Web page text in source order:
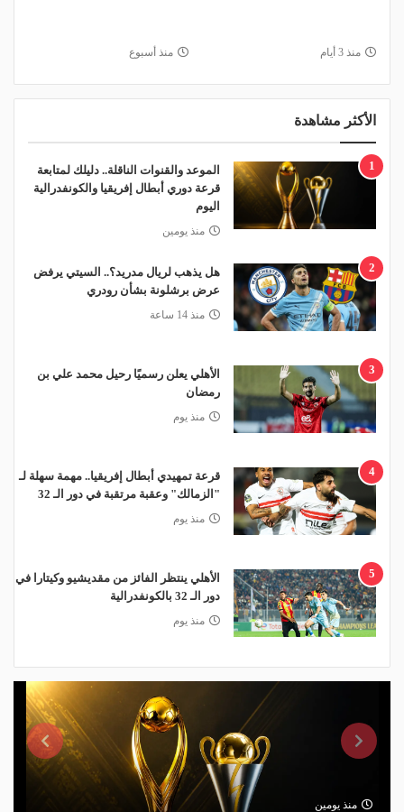
منذ 3 أيام منذ أسبوع
الأكثر مشاهدة
1
الموعد والقنوات الناقلة.. دليلك لمتابعة
قرعة دوري أبطال إفريقيا والكونفدرالية
اليوم
منذ يومين
2
هل يذهب لريال مدريد؟.. السيتي يرفض
عرض برشلونة بشأن رودري
منذ 14 ساعة
3
الأهلي يعلن رسميًا رحيل محمد علي بن
رمضان
منذ يوم
4
قرعة تمهيدي أبطال إفريقيا.. مهمة سهلة لـ
"الزمالك" وعقبة مرتقبة في دور الـ 32
منذ يوم
5
الأهلي ينتظر الفائز من مقديشيو وكيتارا في
دور الـ 32 بالكونفدرالية
منذ يوم
منذ يومين